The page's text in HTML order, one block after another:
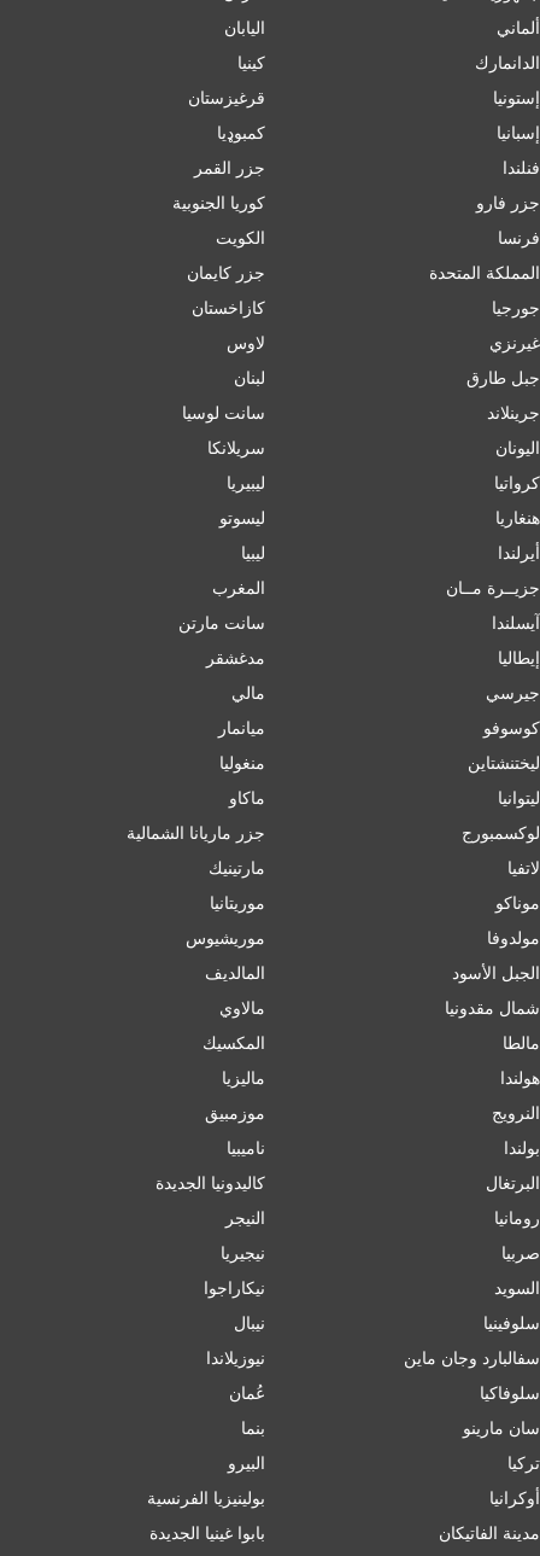
ألماني
الدانمارك
إستونيا
إسبانيا
فنلندا
جزر فارو
فرنسا
المملكة المتحدة
جورجيا
غيرنزي
جبل طارق
جرينلاند
اليونان
كرواتيا
هنغاريا
أيرلندا
جزيــرة مــان
آيسلندا
إﯾﻄﺎﻟﯿﺎ
جيرسي
كوسوفو
ليختنشتاين
ليتوانيا
لوكسمبورج
لاتفيا
موناكو
مولدوفا
الجبل الأسود
شمال مقدونيا
مالطا
هولندا
النرويج
بولندا
البرتغال
رومانيا
صربيا
السويد
سلوفينيا
سفالبارد وجان ماين
سلوفاكيا
سان مارينو
تركيا
أوكرانيا
مدينة الفاتيكان
اليابان
كينيا
قرغيزستان
کمبوډیا
جزر القمر
كوريا الجنوبية
الكويت
جزر كايمان
كازاخستان
لاوس
لبنان
سانت لوسيا
سريلانكا
ليبيريا
ليسوتو
ليبيا
المغرب
سانت مارتن
مدغشقر
مالي
ميانمار
منغوليا
ماكاو
جزر ماريانا الشمالية
مارتينيك
موريتانيا
موريشيوس
المالديف
مالاوي
المكسيك
ماليزيا
موزمبيق
ناميبيا
كاليدونيا الجديدة
النيجر
نيجيريا
نيكاراجوا
نيبال
نيوزيلاندا
عُمان
بنما
البيرو
بولينيزيا الفرنسية
بابوا غينيا الجديدة